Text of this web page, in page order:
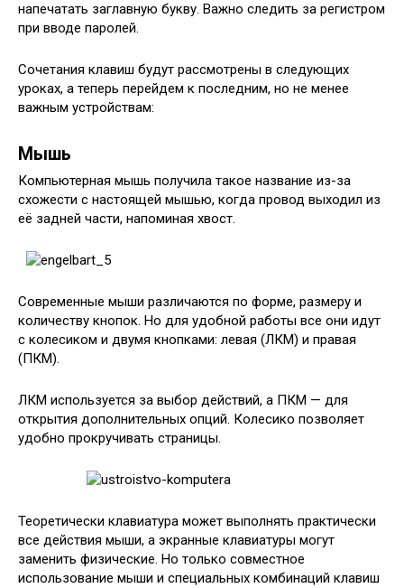
напечатать заглавную букву. Важно следить за регистром
при вводе паролей.
Сочетания клавиш будут рассмотрены в следующих
уроках, а теперь перейдем к последним, но не менее
важным устройствам:
Мышь
Компьютерная мышь получила такое название из-за
схожести с настоящей мышью, когда провод выходил из
её задней части, напоминая хвост.
Современные мыши различаются по форме, размеру и
количеству кнопок. Но для удобной работы все они идут
с колесиком и двумя кнопками: левая (ЛКМ) и правая
(ПКМ).
ЛКМ используется за выбор действий, а ПКМ — для
открытия дополнительных опций. Колесико позволяет
удобно прокручивать страницы.
Теоретически клавиатура может выполнять практически
все действия мыши, а экранные клавиатуры могут
заменить физические. Но только совместное
использование мыши и специальных комбинаций клавиш